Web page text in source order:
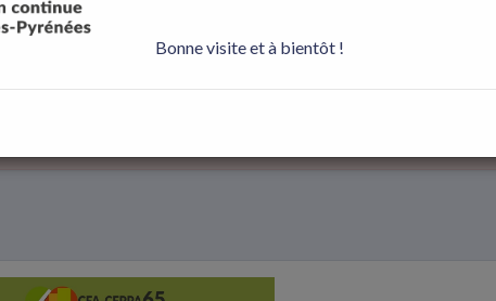
Bonne visite et à bientôt !